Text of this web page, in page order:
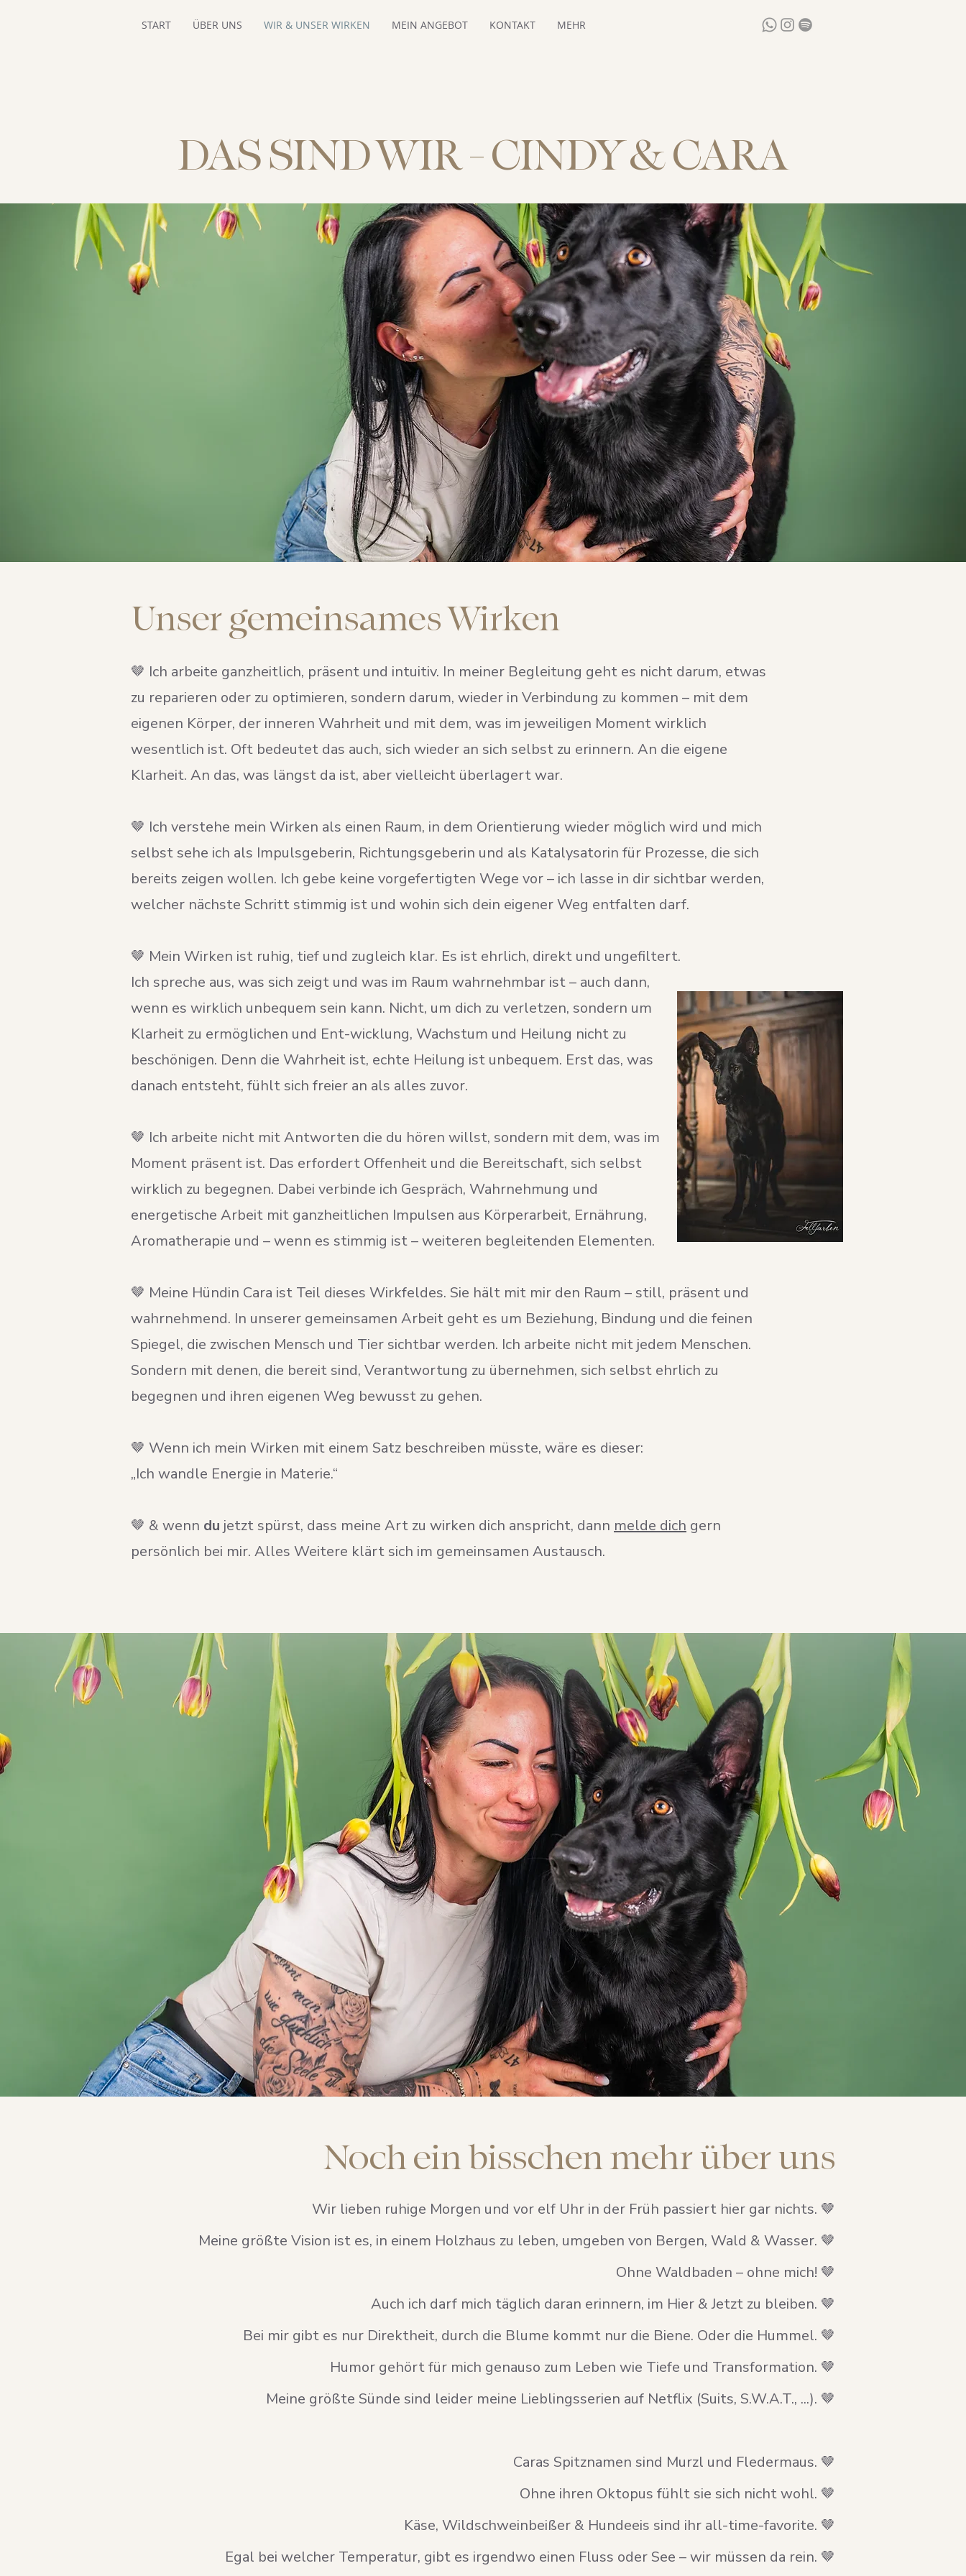
START ÜBER UNS WIR & UNSER WIRKEN MEIN ANGEBOT KONTAKT MEHR
DAS SIND WIR - CINDY & CARA
Unser gemeinsames Wirken
🤎 Ich arbeite ganzheitlich, präsent und intuitiv. In meiner Begleitung geht es nicht darum, etwas
zu reparieren oder zu optimieren, sondern darum, wieder in Verbindung zu kommen – mit dem
eigenen Körper, der inneren Wahrheit und mit dem, was im jeweiligen Moment wirklich
wesentlich ist. Oft bedeutet das auch, sich wieder an sich selbst zu erinnern. An die eigene
Klarheit. An das, was längst da ist, aber vielleicht überlagert war.
🤎 Ich verstehe mein Wirken als einen Raum, in dem Orientierung wieder möglich wird und mich
selbst sehe ich als Impulsgeberin, Richtungsgeberin und als Katalysatorin für Prozesse, die sich
bereits zeigen wollen. Ich gebe keine vorgefertigten Wege vor – ich lasse in dir sichtbar werden,
welcher nächste Schritt stimmig ist und wohin sich dein eigener Weg entfalten darf.
🤎 Mein Wirken ist ruhig, tief und zugleich klar. Es ist ehrlich, direkt und ungefiltert.
Ich spreche aus, was sich zeigt und was im Raum wahrnehmbar ist – auch dann,
wenn es wirklich unbequem sein kann. Nicht, um dich zu verletzen, sondern um
Klarheit zu ermöglichen und Ent-wicklung, Wachstum und Heilung nicht zu
beschönigen. Denn die Wahrheit ist, echte Heilung ist unbequem. Erst das, was
danach entsteht, fühlt sich freier an als alles zuvor.
🤎 Ich arbeite nicht mit Antworten die du hören willst, sondern mit dem, was im
Moment präsent ist. Das erfordert Offenheit und die Bereitschaft, sich selbst
wirklich zu begegnen. Dabei verbinde ich Gespräch, Wahrnehmung und
energetische Arbeit mit ganzheitlichen Impulsen aus Körperarbeit, Ernährung,
Aromatherapie und – wenn es stimmig ist – weiteren begleitenden Elementen.
🤎 Meine Hündin Cara ist Teil dieses Wirkfeldes. Sie hält mit mir den Raum – still, präsent und
wahrnehmend. In unserer gemeinsamen Arbeit geht es um Beziehung, Bindung und die feinen
Spiegel, die zwischen Mensch und Tier sichtbar werden. Ich arbeite nicht mit jedem Menschen.
Sondern mit denen, die bereit sind, Verantwortung zu übernehmen, sich selbst ehrlich zu
begegnen und ihren eigenen Weg bewusst zu gehen.
🤎 Wenn ich mein Wirken mit einem Satz beschreiben müsste, wäre es dieser:
„Ich wandle Energie in Materie.“
🤎 & wenn du jetzt spürst, dass meine Art zu wirken dich anspricht, dann melde dich gern
persönlich bei mir. Alles Weitere klärt sich im gemeinsamen Austausch.
Noch ein bisschen mehr über uns
Wir lieben ruhige Morgen und vor elf Uhr in der Früh passiert hier gar nichts. 🤎
Meine größte Vision ist es, in einem Holzhaus zu leben, umgeben von Bergen, Wald & Wasser. 🤎
Ohne Waldbaden – ohne mich! 🤎
Auch ich darf mich täglich daran erinnern, im Hier & Jetzt zu bleiben. 🤎
Bei mir gibt es nur Direktheit, durch die Blume kommt nur die Biene. Oder die Hummel. 🤎
Humor gehört für mich genauso zum Leben wie Tiefe und Transformation. 🤎
Meine größte Sünde sind leider meine Lieblingsserien auf Netflix (Suits, S.W.A.T., ...). 🤎
Caras Spitznamen sind Murzl und Fledermaus. 🤎
Ohne ihren Oktopus fühlt sie sich nicht wohl. 🤎
Käse, Wildschweinbeißer & Hundeeis sind ihr all-time-favorite. 🤎
Egal bei welcher Temperatur, gibt es irgendwo einen Fluss oder See – wir müssen da rein. 🤎